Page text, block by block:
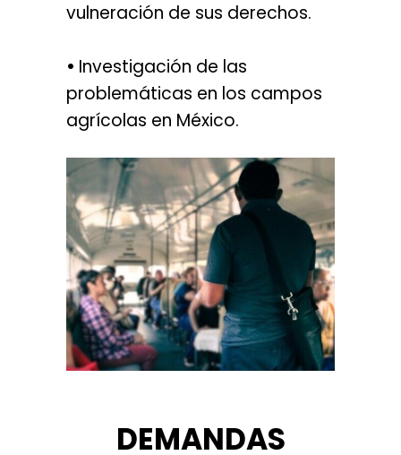
vulneración de sus derechos.
• Investigación de las
problemáticas en los campos
agrícolas en México.
DEMANDAS